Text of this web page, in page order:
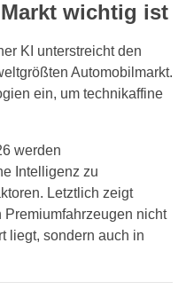
wichtig ist
KI unterstreicht den
Automobilmarkt.
ein, um technikaffine
werden
Intelligenz zu
Letztlich zeigt
Premiumfahrzeugen nicht
liegt, sondern auch in